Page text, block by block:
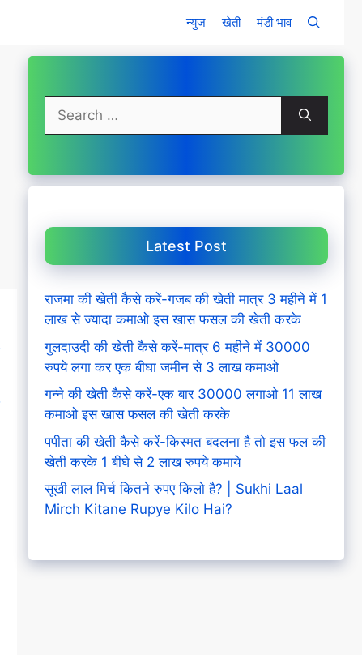
न्युज खेती मंडी भाव
Search
for:
Latest Post
राजमा की खेती कैसे करें-गजब की खेती मात्र 3 महीने में 1
लाख से ज्यादा कमाओ इस खास फसल की खेती करके
गुलदाउदी की खेती कैसे करें-मात्र 6 महीने में 30000
रुपये लगा कर एक बीघा जमीन से 3 लाख कमाओ
गन्ने की खेती कैसे करें-एक बार 30000 लगाओ 11 लाख
कमाओ इस खास फसल की खेती करके
पपीता की खेती कैसे करें-किस्मत बदलना है तो इस फल की
खेती करके 1 बीघे से 2 लाख रुपये कमाये
सूखी लाल मिर्च कितने रुपए किलो है? | Sukhi Laal
Mirch Kitane Rupye Kilo Hai?